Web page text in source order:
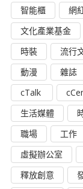
智能櫃
網
文化產業基金
時裝
流行
動漫
雜誌
cTalk
生活媒體
職場
工作
虛擬辦公室
釋放創意